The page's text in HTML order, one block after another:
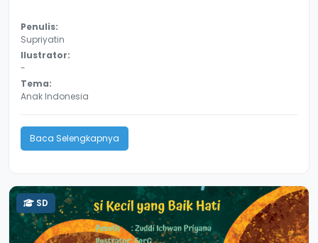
Penulis:
Supriyatin
Ilustrator:
-
Tema:
Anak Indonesia
Baca Selengkapnya
SD